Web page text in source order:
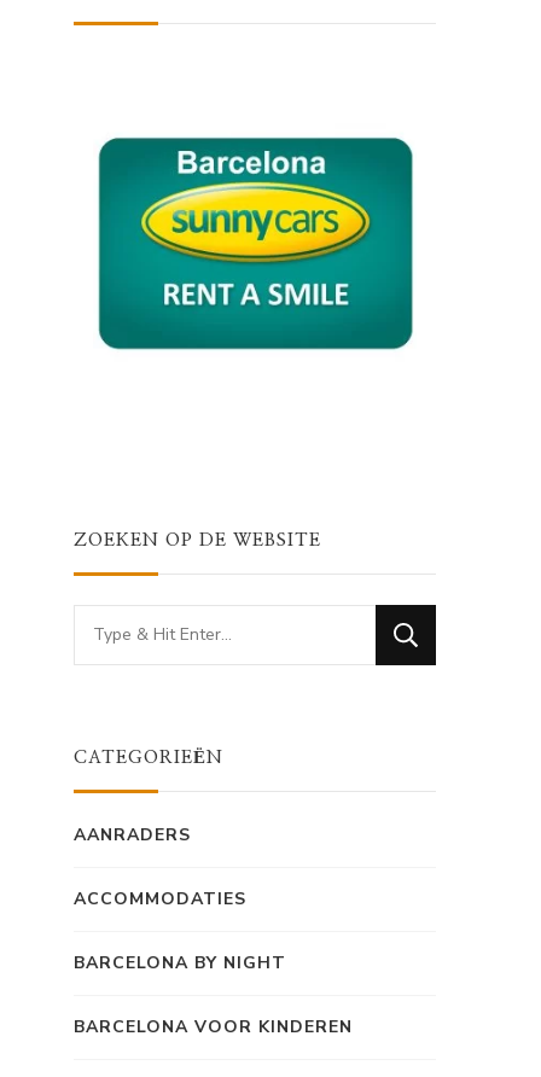
ZOEKEN OP DE WEBSITE
Looking
for
CATEGORIEËN
AANRADERS
ACCOMMODATIES
BARCELONA BY NIGHT
BARCELONA VOOR KINDEREN